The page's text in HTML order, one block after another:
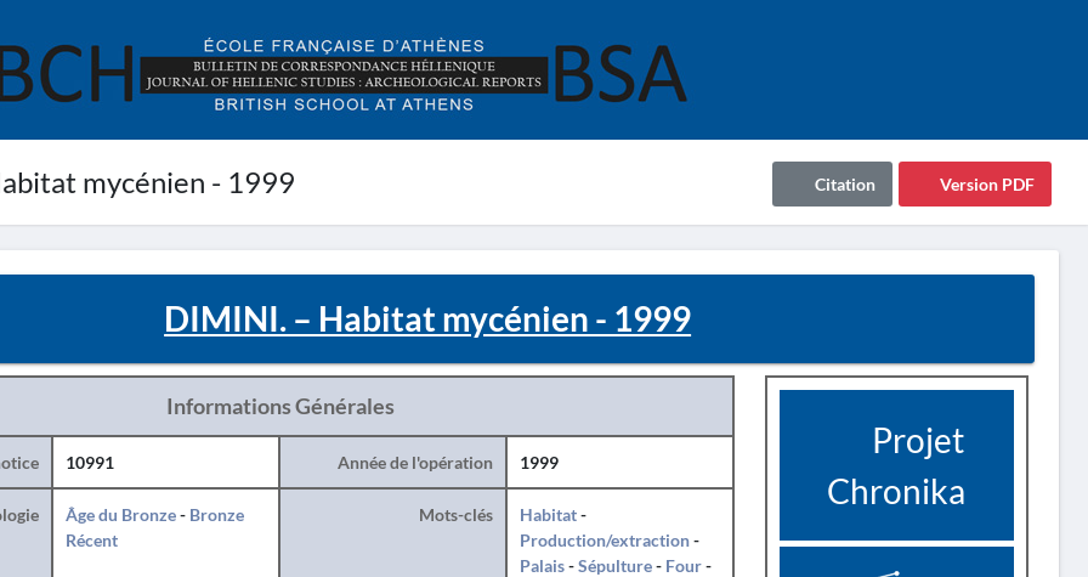
mycénien - 1999 Version PDF
Citation
DIMINI. – Habitat mycénien - 1999
Informations Générales
10991 Année de l'opération 1999
Âge du Bronze- Bronze
Récent
Mots-clés Habitat-
Production/extraction-
Palais-Sépulture- Four-
Projet
Chronika